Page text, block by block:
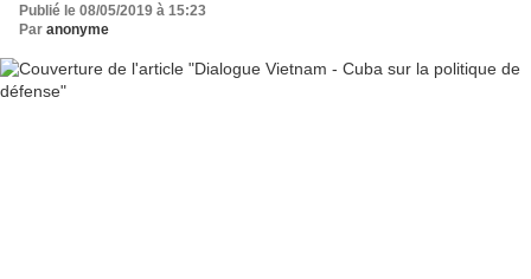
Publié le 08/05/2019 à 15:23
Par anonyme